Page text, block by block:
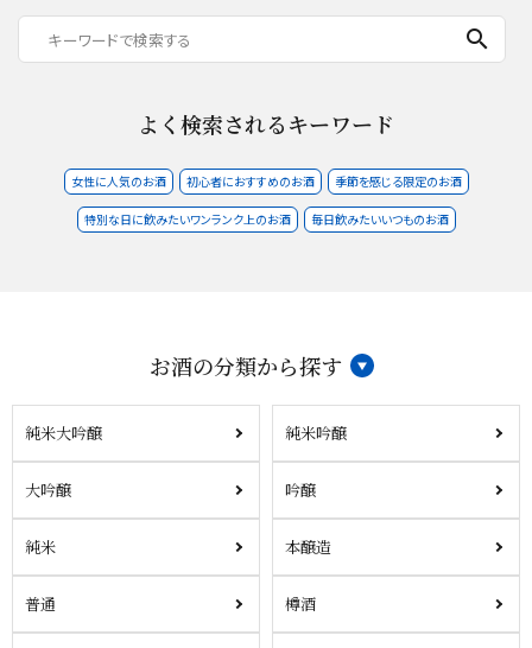
search
よく検索されるキーワード
女性に人気のお酒 初心者におすすめのお酒 季節を感じる限定のお酒
特別な日に飲みたいワンランク上のお酒 毎日飲みたいいつものお酒
お酒の分類から探す
純米大吟醸 純米吟醸
大吟醸 吟醸
純米 本醸造
普通 樽酒